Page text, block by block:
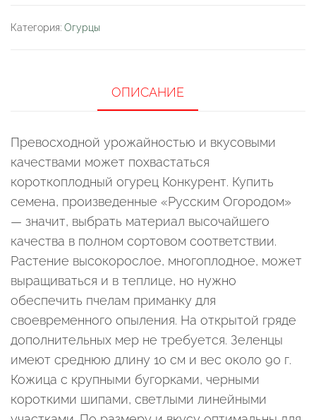
"Конкурент"
Категория: Огурцы
ОПИСАНИЕ
Превосходной урожайностью и вкусовыми
качествами может похвастаться
короткоплодный огурец Конкурент. Купить
семена, произведенные «Русским Огородом»
— значит, выбрать материал высочайшего
качества в полном сортовом соответствии.
Растение высокорослое, многоплодное, может
выращиваться и в теплице, но нужно
обеспечить пчелам приманку для
своевременного опыления. На открытой гряде
дополнительных мер не требуется. Зеленцы
имеют среднюю длину 10 см и вес около 90 г.
Кожица с крупными бугорками, черными
короткими шипами, светлыми линейными